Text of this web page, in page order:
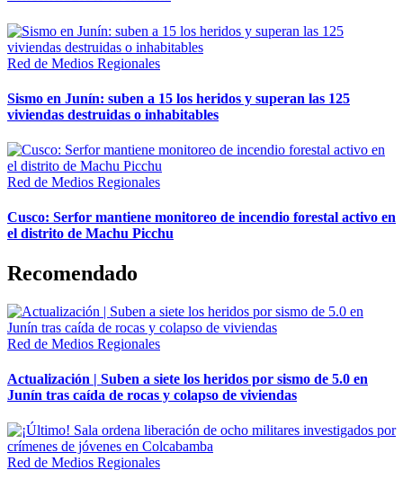
Red de Medios Regionales
Sismo en Junín: suben a 15 los heridos y superan las 125
viviendas destruidas o inhabitables
Red de Medios Regionales
Cusco: Serfor mantiene monitoreo de incendio forestal activo en
el distrito de Machu Picchu
Recomendado
Red de Medios Regionales
Actualización | Suben a siete los heridos por sismo de 5.0 en
Junín tras caída de rocas y colapso de viviendas
Red de Medios Regionales